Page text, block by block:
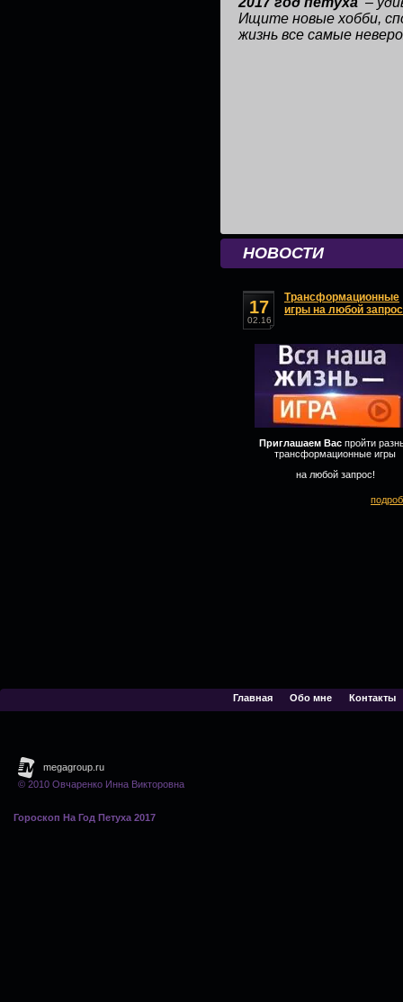
Ищите новые хобби,
жизнь все самые
НОВОСТИ
17
02.16
Трансформационные
игры на любой
Приглашаем Вас пройти
трансформационные игры
на любой запрос!
Главная Обо мне Контакты
© 2010 Овчаренко Инна Викторовна
Гороскоп На Год Петуха 2017